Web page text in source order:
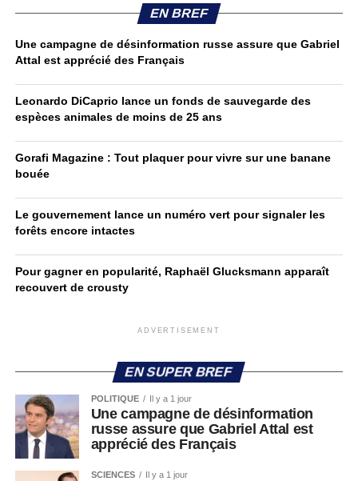
EN BREF
Une campagne de désinformation russe assure que Gabriel
Attal est apprécié des Français
Leonardo DiCaprio lance un fonds de sauvegarde des
espèces animales de moins de 25 ans
Gorafi Magazine : Tout plaquer pour vivre sur une banane
bouée
Le gouvernement lance un numéro vert pour signaler les
forêts encore intactes
Pour gagner en popularité, Raphaël Glucksmann apparaît
recouvert de crousty
ADVERTISEMENT
EN SUPER BREF
POLITIQUE Il y a 1 jour
Une campagne de désinformation
russe assure que Gabriel Attal est
apprécié des Français
SCIENCES Il y a 1 jour